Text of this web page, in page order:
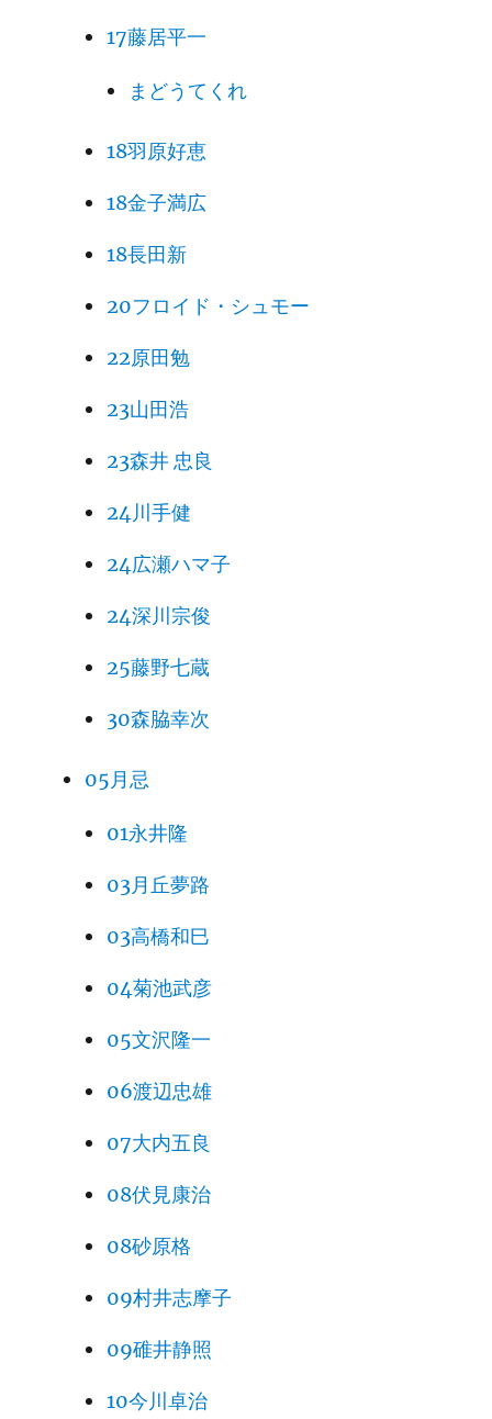
17藤居平一
まどうてくれ
18羽原好恵
18金子満広
18長田新
20フロイド・シュモー
22原田勉
23山田浩
23森井 忠良
24川手健
24広瀬ハマ子
24深川宗俊
25藤野七蔵
30森脇幸次
05月忌
01永井隆
03月丘夢路
03高橋和巳
04菊池武彦
05文沢隆一
06渡辺忠雄
07大内五良
08伏見康治
08砂原格
09村井志摩子
09碓井静照
10今川卓治